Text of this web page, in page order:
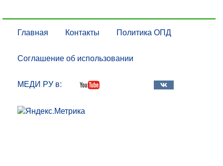
Главная Контакты Политика ОПД
Соглашение об использовании
МЕДИ РУ в: